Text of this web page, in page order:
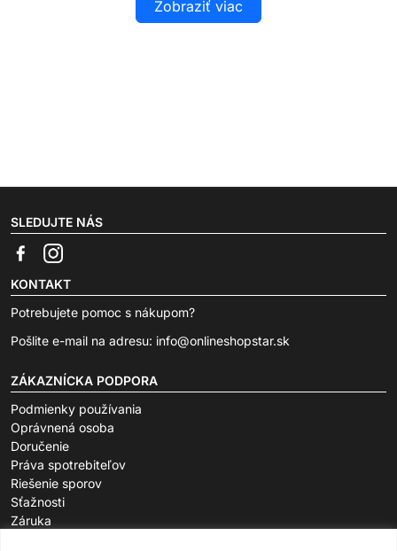
Zobraziť viac
SLEDUJTE NÁS
KONTAKT
Potrebujete pomoc s nákupom?
Pošlite e-mail na adresu: info@onlineshopstar.sk
ZÁKAZNÍCKA PODPORA
Podmienky používania
Oprávnená osoba
Doručenie
Práva spotrebiteľov
Riešenie sporov
Sťažnosti
Záruka